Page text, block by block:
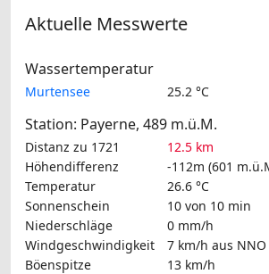
Aktuelle Messwerte
Wassertemperatur
Murtensee 25.2 °C
Station: Payerne, 489 m.ü.M.
Distanz zu 1721
12.5 km
Höhendifferenz
-112m (601
Temperatur
26.6 °C
Sonnenschein
10 von 10 min
Niederschläge
0 mm/h
Windgeschwindigkeit
7 km/h aus NNO
Böenspitze
13 km/h